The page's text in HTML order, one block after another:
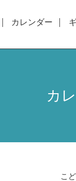
カレンダー
カ
こ